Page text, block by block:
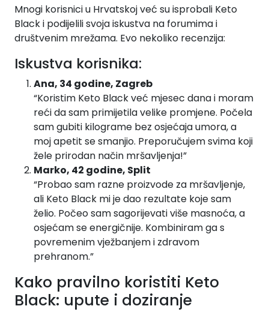
Mnogi korisnici u Hrvatskoj već su isprobali Keto
Black i podijelili svoja iskustva na forumima i
društvenim mrežama. Evo nekoliko recenzija:
Iskustva korisnika:
Ana, 34 godine, Zagreb
“Koristim Keto Black već mjesec dana i moram
reći da sam primijetila velike promjene. Počela
sam gubiti kilograme bez osjećaja umora, a
moj apetit se smanjio. Preporučujem svima koji
žele prirodan način mršavljenja!”
Marko, 42 godine, Split
“Probao sam razne proizvode za mršavljenje,
ali Keto Black mi je dao rezultate koje sam
želio. Počeo sam sagorijevati više masnoća, a
osjećam se energičnije. Kombiniram ga s
povremenim vježbanjem i zdravom
prehranom.”
Kako pravilno koristiti Keto
Black: upute i doziranje